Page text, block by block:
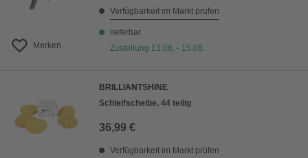
Merken
Verfügbarkeit im Markt prüfen
lieferbar
Zustellung 13.08. - 15.08.
BRILLIANTSHINE
Schleifscheibe, 44 teilig
36,99 €
Verfügbarkeit im Markt prüfen